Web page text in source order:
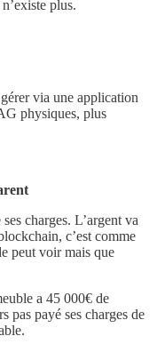
plus.
via une application
physiques, plus
charges. L’argent va
c’est comme
peut voir mais que
a 45 000€ de
pas payé ses charges de